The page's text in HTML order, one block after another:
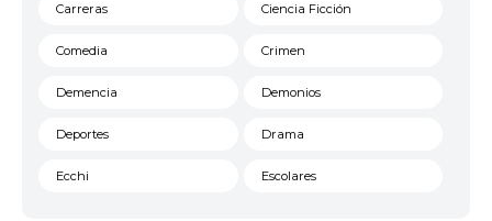
Carreras Ciencia Ficción
Comedia Crimen
Demencia Demonios
Deportes Drama
Ecchi Escolares